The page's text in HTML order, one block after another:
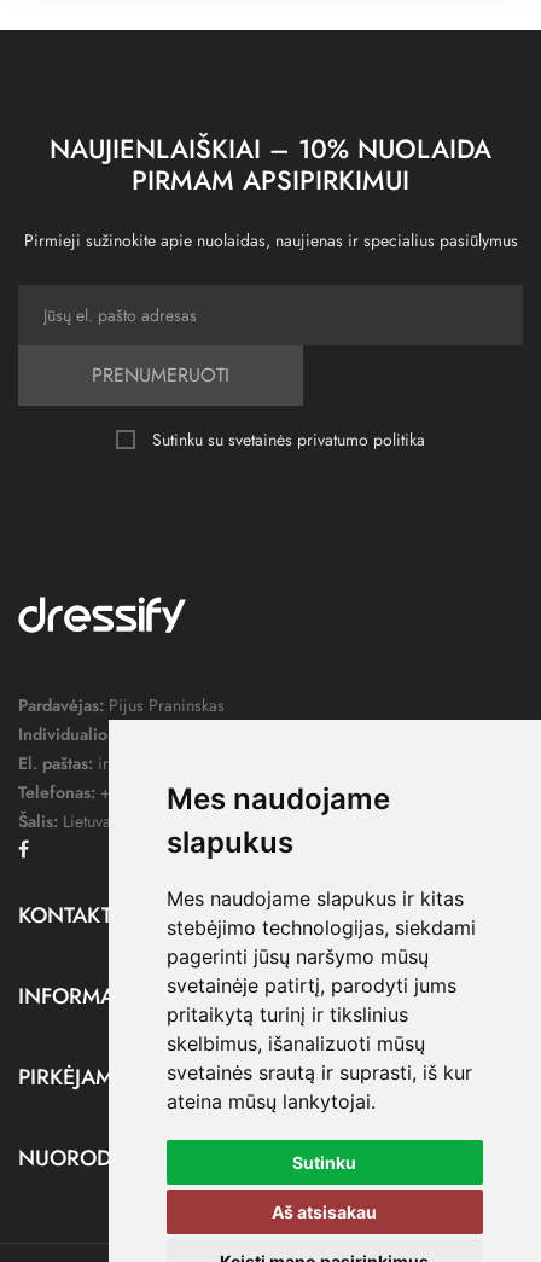
Mes naudojame
slapukus
Mes naudojame slapukus ir kitas
stebėjimo technologijas, siekdami
pagerinti jūsų naršymo mūsų
svetainėje patirtį, parodyti jums
pritaikytą turinį ir tikslinius
skelbimus, išanalizuoti mūsų
svetainės srautą ir suprasti, iš kur
ateina mūsų lankytojai.
Sutinku
Aš atsisakau
NAUJIENLAIŠKIAI – 10% NUOLAIDA
PIRMAM APSIPIRKIMUI
Pirmieji sužinokite apie nuolaidas, naujienas ir specialius pasiūlymus
PRENUMERUOTI
Sutinku su svetainės privatumo politika
Pardavėjas: Pijus Praninskas
Individualios veiklos pažymos nr.:
El. paštas: info@dressify.lt
Telefonas: +370 676 78578
Šalis: Lietuva
KONTAKTAI
INFORMACIJA
PIRKĖJAMS
NUORODOS